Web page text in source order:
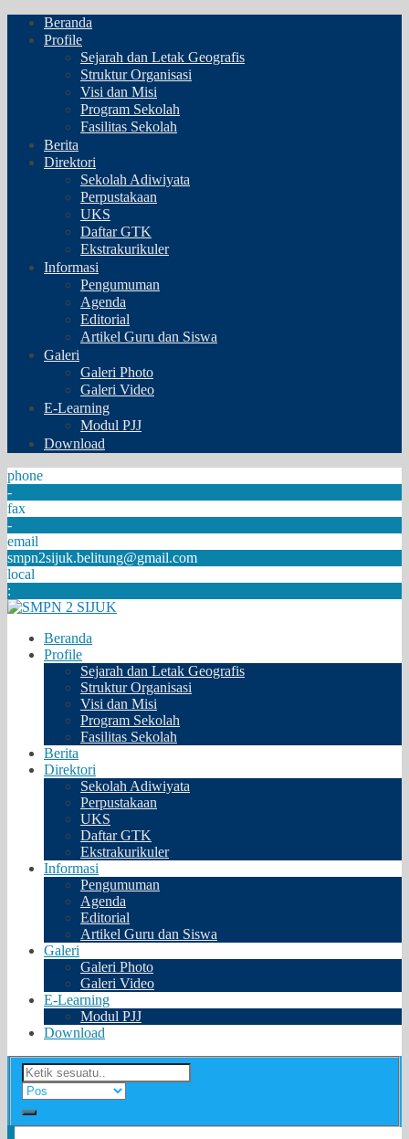
Beranda
Profile
Sejarah dan Letak Geografis
Struktur Organisasi
Visi dan Misi
Program Sekolah
Fasilitas Sekolah
Berita
Direktori
Sekolah Adiwiyata
Perpustakaan
UKS
Daftar GTK
Ekstrakurikuler
Informasi
Pengumuman
Agenda
Editorial
Artikel Guru dan Siswa
Galeri
Galeri Photo
Galeri Video
E-Learning
Modul PJJ
Download
phone
-
fax
-
email
smpn2sijuk.belitung@gmail.com
local
:
Beranda
Profile
Sejarah dan Letak Geografis
Struktur Organisasi
Visi dan Misi
Program Sekolah
Fasilitas Sekolah
Berita
Direktori
Sekolah Adiwiyata
Perpustakaan
UKS
Daftar GTK
Ekstrakurikuler
Informasi
Pengumuman
Agenda
Editorial
Artikel Guru dan Siswa
Galeri
Galeri Photo
Galeri Video
E-Learning
Modul PJJ
Download